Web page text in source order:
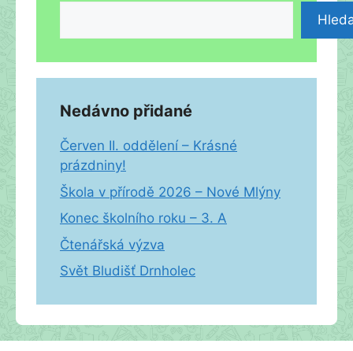
Nedávno přidané
Červen II. oddělení – Krásné
prázdniny!
Škola v přírodě 2026 – Nové Mlýny
Konec školního roku – 3. A
Čtenářská výzva
Svět Bludišť Drnholec